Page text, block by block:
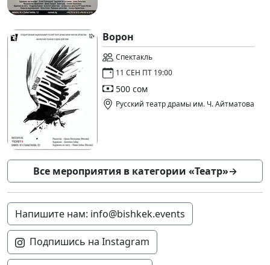
Ворон
Спектакль
11 СЕН ПТ 19:00
500 сом
Русский театр драмы им. Ч. Айтматова
Все мероприятия в категории «Театр»→
Напишите нам: info@bishkek.events
Подпишись на Instagram